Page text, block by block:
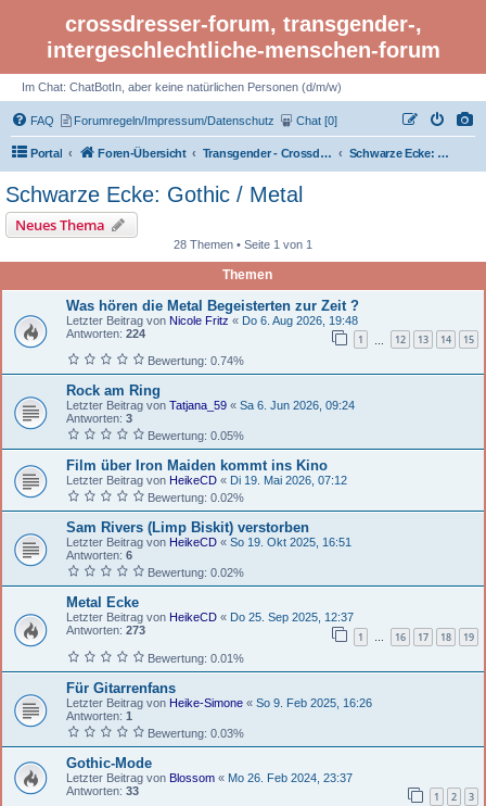
crossdresser-forum, transgender-,
intergeschlechtliche-menschen-forum
Im Chat: ChatBotIn, aber keine natürlichen Personen (d/m/w)
FAQ Forumregeln/Impressum/Datenschutz Chat [0]
Portal Foren-Übersicht Transgender - Crossdresser-Forum Schwarze Ecke: Gothic / Metal
Schwarze Ecke: Gothic / Metal
Neues Thema
28 Themen • Seite 1 von 1
Themen
Was hören die Metal Begeisterten zur Zeit ?
Letzter Beitrag von Nicole Fritz « Do 6. Aug 2026, 19:48
Antworten: 224 1 12 13 14 15
Bewertung: 0.74%
Rock am Ring
Letzter Beitrag von Tatjana_59 « Sa 6. Jun 2026, 09:24
Antworten: 3
Bewertung: 0.05%
Film über Iron Maiden kommt ins Kino
Letzter Beitrag von HeikeCD « Di 19. Mai 2026, 07:12
Bewertung: 0.02%
Sam Rivers (Limp Biskit) verstorben
Letzter Beitrag von HeikeCD « So 19. Okt 2025, 16:51
Antworten: 6
Bewertung: 0.02%
Metal Ecke
Letzter Beitrag von HeikeCD « Do 25. Sep 2025, 12:37
Antworten: 273 1 … 16 17 18 19
Bewertung: 0.01%
Für Gitarrenfans
Letzter Beitrag von Heike-Simone « So 9. Feb 2025, 16:26
Antworten: 1
Bewertung: 0.03%
Gothic-Mode
Letzter Beitrag von Blossom « Mo 26. Feb 2024, 23:37
Antworten: 33 1 2 3